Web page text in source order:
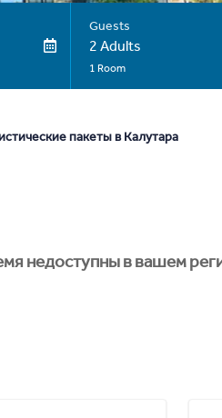
Guests
2 Adults
1 Room
пакеты в Калутара
недоступны в вашем